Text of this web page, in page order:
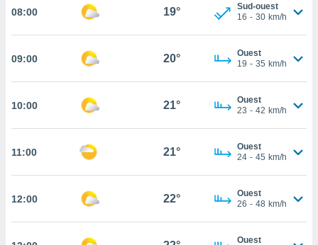
par le
de
des
sur
et
08:00 19°
Sud-ouest
16 - 30 km/h
09:00 20°
Ouest
19 - 35 km/h
10:00 21°
Ouest
23 - 42 km/h
11:00 21°
Ouest
24 - 45 km/h
12:00 22°
Ouest
26 - 48 km/h
Ouest